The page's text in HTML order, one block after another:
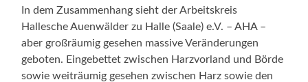
In dem Zusammenhang sieht der Arbeitskreis
Hallesche Auenwälder zu Halle (Saale) e.V. – AHA –
aber großräumig gesehen massive Veränderungen
geboten. Eingebettet zwischen Harzvorland und Börde
sowie weiträumig gesehen zwischen Harz sowie den